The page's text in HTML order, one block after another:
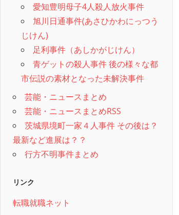
愛知豊明母子4人殺人放火事件
旭川日通事件(あさひかわにっつう
じけん)
足利事件（あしかがじけん）
青ゲットの殺人事件 後の様々な都
市伝説の素材となった未解決事件
芸能・ニュースまとめ
芸能・ニュースまとめRSS
茨城県境町一家４人事件 その後は？
最新など進展は？？
行方不明事件まとめ
リンク
転職就職ネット